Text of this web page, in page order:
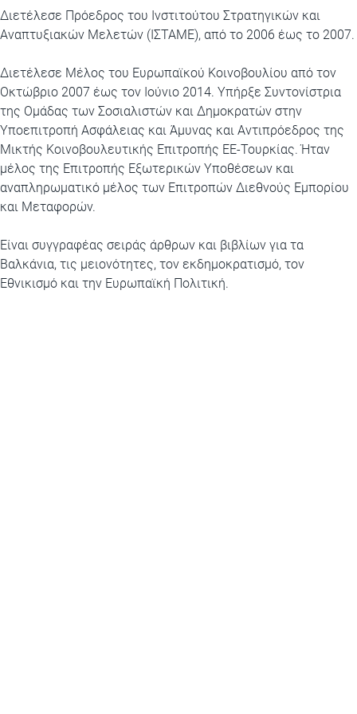
Διετέλεσε Πρόεδρος του Ινστιτούτου Στρατηγικών και
Αναπτυξιακών Μελετών (ΙΣΤΑΜΕ), από το 2006 έως το 2007.
Διετέλεσε Μέλος του Ευρωπαϊκού Κοινοβουλίου από τον
Οκτώβριο 2007 έως τον Ιούνιο 2014. Υπήρξε Συντονίστρια
της Ομάδας των Σοσιαλιστών και Δημοκρατών στην
Υποεπιτροπή Ασφάλειας και Άμυνας και Αντιπρόεδρος της
Μικτής Κοινοβουλευτικής Επιτροπής ΕΕ-Τουρκίας. Ήταν
μέλος της Επιτροπής Εξωτερικών Υποθέσεων και
αναπληρωματικό μέλος των Επιτροπών Διεθνούς Εμπορίου
και Μεταφορών.
Είναι συγγραφέας σειράς άρθρων και βιβλίων για τα
Βαλκάνια, τις μειονότητες, τον εκδημοκρατισμό, τον
Εθνικισμό και την Ευρωπαϊκή Πολιτική.